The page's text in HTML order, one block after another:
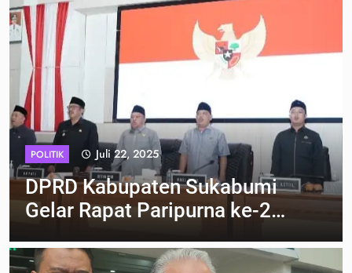
POLITIK Juli 22, 2025
DPRD Kabupaten Sukabumi
Gelar Rapat Paripurna ke-26
dan Perubahan KUA-PPAS